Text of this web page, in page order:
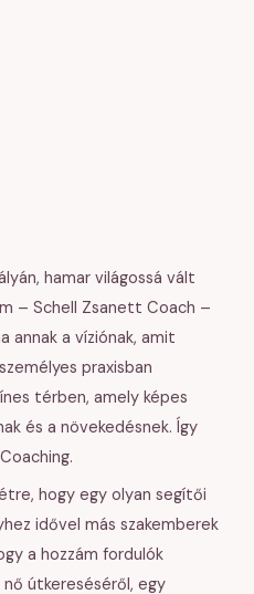
hamar világossá vált
– Schell Zsanett Coach –
annak a víziónak, amit
praxisban
térben, amely képes
és a növekedésnek. Így
hogy egy olyan segítői
idővel más szakemberek
a hozzám fordulók
útkereséséről, egy